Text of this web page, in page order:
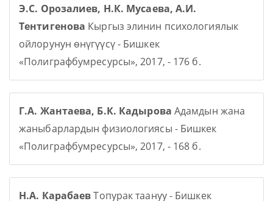
Э.С. Орозалиев, Н.К. Мусаева, А.И.
Тентигенова Кыргыз элинин психологиялык
ойлорунун өнүгүүсү - Бишкек
«Полиграфбумресурсы», 2017, - 176 б.
Г.А. Жантаева, Б.К. Кадырова Адамдын жана
жаныбарлардын физиологиясы - Бишкек
«Полиграфбумресурсы», 2017, - 168 б.
Н.А. КарабаевТопурак таануу - Бишкек